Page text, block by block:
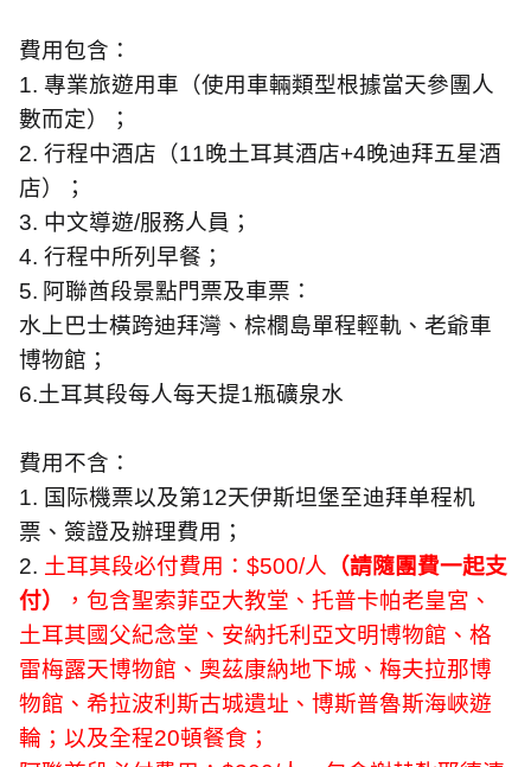
費用包含：
1. 專業旅遊用車（使用車輛類型根據當天參團人
數而定）；
2. 行程中酒店（11晚土耳其酒店+4晚迪拜五星酒
店）；
3. 中文導遊/服務人員；
4. 行程中所列早餐；
5. 阿聯酋段景點門票及車票：
水上巴士橫跨迪拜灣、棕櫚島單程輕軌、老爺車
博物館；
6.土耳其段每人每天提1瓶礦泉水
費用不含：
1. 国际機票以及第12天伊斯坦堡至迪拜单程机
票 、簽證及辦理費用；
2. 土耳其段必付費用： $500/人 （請隨團費一起支
付）
，包含聖索菲亞大教堂、托普卡帕老皇宮、
土耳其國父紀念堂、安納托利亞文明博物館、格
雷梅露天博物館、奧茲康納地下城、梅夫拉那博
物館、希拉波利斯古城遺址、博斯普魯斯海峽遊
輪；以及全程20頓餐食；